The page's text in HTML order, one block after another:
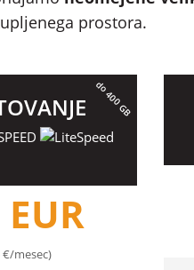
prostora.
do 400 GB
€/mesec)